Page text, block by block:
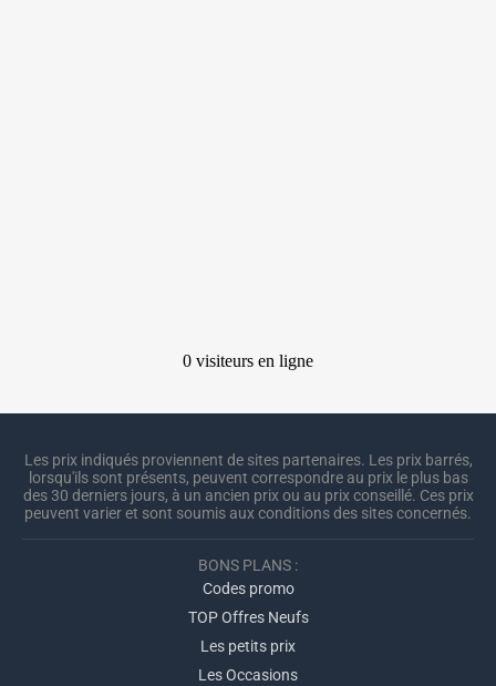
Les prix indiqués proviennent de sites partenaires. Les prix barrés,
lorsqu'ils sont présents, peuvent correspondre au prix le plus bas
des 30 derniers jours, à un ancien prix ou au prix conseillé. Ces prix
peuvent varier et sont soumis aux conditions des sites concernés.
BONS PLANS :
Codes promo
TOP Offres Neufs
Les petits prix
Les Occasions